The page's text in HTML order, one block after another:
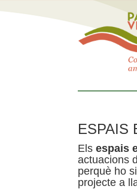
ESPAIS
Els espais
actuacions
perquè ho
projecte a